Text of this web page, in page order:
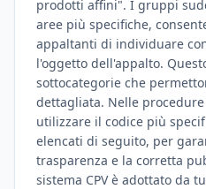
prodotti affini". I gruppi
aree più specifiche,
appaltanti di individuare
l'oggetto dell'appalto.
sottocategorie che
dettagliata. Nelle
utilizzare il codice più
elencati di seguito, per
trasparenza e la corretta
sistema CPV è adottato da